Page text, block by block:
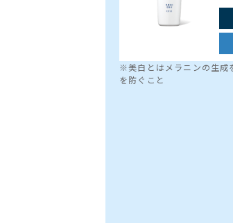
※美白とはメラニンの生成
を防ぐこと